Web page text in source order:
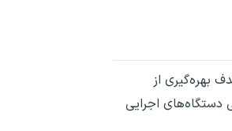
بهره‌گیری از
اجرایی